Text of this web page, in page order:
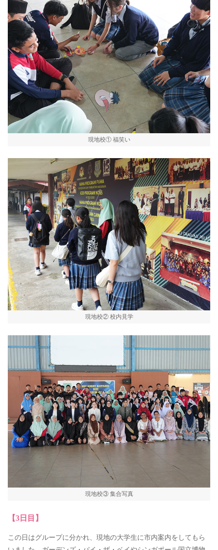
現地校① 福笑い
現地校② 校内見学
現地校③ 集合写真
【3日目】
この日はグループに分かれ、現地の大学生に市内案内をしてもら